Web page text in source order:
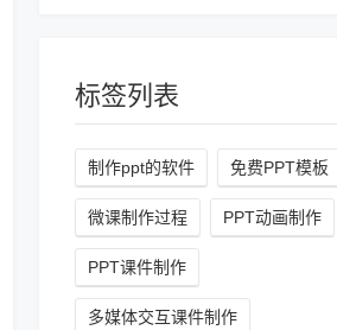
标签列表
制作ppt的软件 免费PPT模板
微课制作过程 PPT动画制作
PPT课件制作
多媒体交互课件制作